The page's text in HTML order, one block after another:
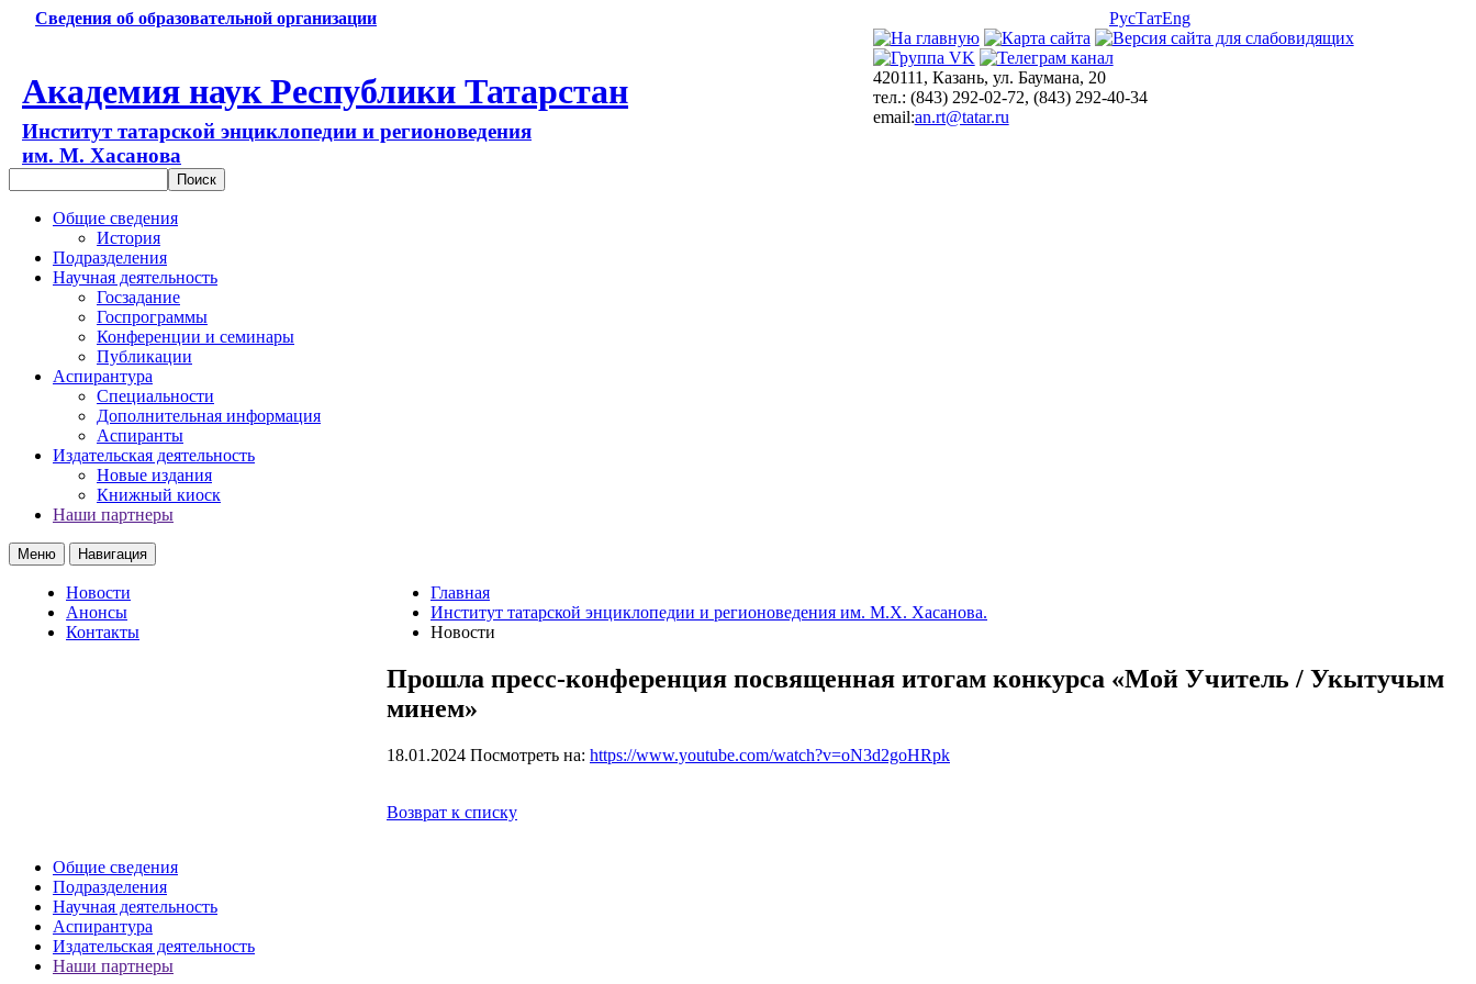
Сведения об образовательной организации РусТатEng
Академия наук Республики Татарстан
Институт татарской энциклопедии и регионоведения
им. М. Хасанова
420111, Казань, ул. Баумана, 20
тел.: (843) 292-02-72, (843) 292-40-34
email:an.rt@tatar.ru
Общие сведения
История
Подразделения
Научная деятельность
Госзадание
Госпрограммы
Конференции и семинары
Публикации
Аспирантура
Специальности
Дополнительная информация
Аспиранты
Издательская деятельность
Новые издания
Книжный киоск
Наши партнеры
Меню Навигация
Новости
Анонсы
Контакты
Главная
Институт татарской энциклопедии и регионоведения им. М.Х. Хасанова.
Новости
Прошла пресс-конференция посвященная итогам конкурса «Мой Учитель / Укытучым
минем»
18.01.2024 Посмотреть на: https://www.youtube.com/watch?v=oN3d2goHRpk
Возврат к списку
Общие сведения
Подразделения
Научная деятельность
Аспирантура
Издательская деятельность
Наши партнеры